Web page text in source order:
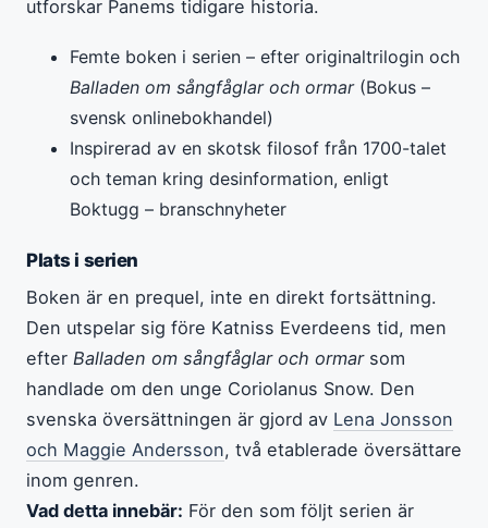
utforskar Panems tidigare historia.
Femte boken i serien – efter originaltrilogin och
Balladen om sångfåglar och ormar(Bokus –
svensk onlinebokhandel)
Inspirerad av en skotsk filosof från 1700-talet
och teman kring desinformation, enligt
Boktugg – branschnyheter
Plats i serien
Boken är en prequel, inte en direkt fortsättning.
Den utspelar sig före Katniss Everdeens tid, men
efter Balladen om sångfåglar och ormarsom
handlade om den unge Coriolanus Snow. Den
svenska översättningen är gjord av Lena Jonsson
och Maggie Andersson, två etablerade översättare
inom genren.
Vad detta innebär: För den som följt serien är